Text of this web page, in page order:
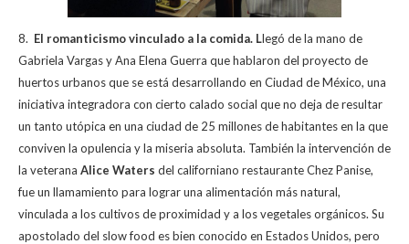
8. El romanticismo vinculado a la comida. Llegó de la mano de
Gabriela Vargas y Ana Elena Guerra que hablaron del proyecto de
huertos urbanos que se está desarrollando en Ciudad de México, una
iniciativa integradora con cierto calado social que no deja de resultar
un tanto utópica en una ciudad de 25 millones de habitantes en la que
conviven la opulencia y la miseria absoluta. También la intervención de
la veterana Alice Waters del californiano restaurante Chez Panise,
fue un llamamiento para lograr una alimentación más natural,
vinculada a los cultivos de proximidad y a los vegetales orgánicos. Su
apostolado del slow food es bien conocido en Estados Unidos, pero